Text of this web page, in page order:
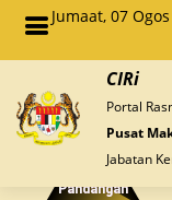
Jumaat, 07
CIRi
Portal
Pusat
Jabatan
Pandangan